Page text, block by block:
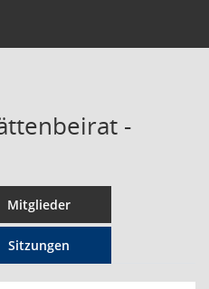
-
Mitglieder
Sitzungen